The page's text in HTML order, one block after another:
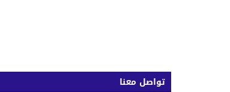
تواصل معنا